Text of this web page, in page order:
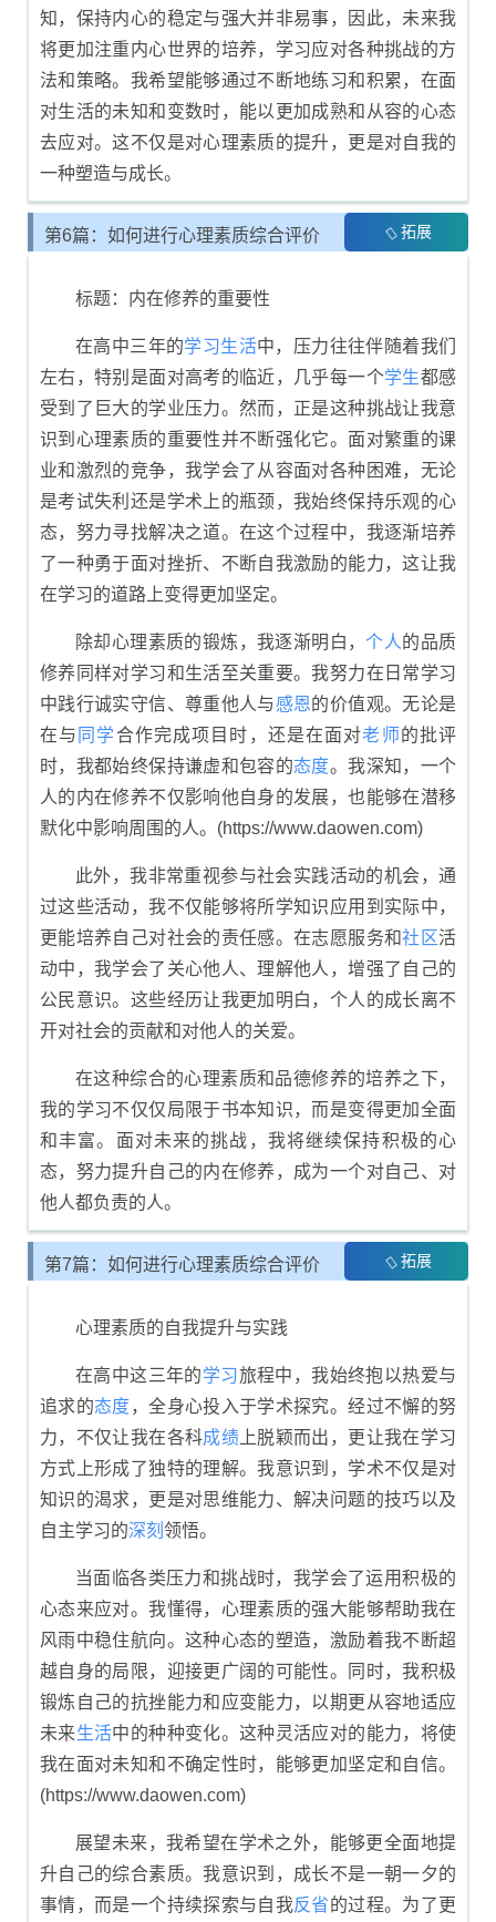
知，保持内心的稳定与强大并非易事，因此，未来我
将更加注重内心世界的培养，学习应对各种挑战的方
法和策略。我希望能够通过不断地练习和积累，在面
对生活的未知和变数时，能以更加成熟和从容的心态
去应对。这不仅是对心理素质的提升，更是对自我的
一种塑造与成长。
第6篇：如何进行心理素质综合评价 拓展
标题：内在修养的重要性
在高中三年的学习生活中，压力往往伴随着我们
左右，特别是面对高考的临近，几乎每一个学生都感
受到了巨大的学业压力。然而，正是这种挑战让我意
识到心理素质的重要性并不断强化它。面对繁重的课
业和激烈的竞争，我学会了从容面对各种困难，无论
是考试失利还是学术上的瓶颈，我始终保持乐观的心
态，努力寻找解决之道。在这个过程中，我逐渐培养
了一种勇于面对挫折、不断自我激励的能力，这让我
在学习的道路上变得更加坚定。
除却心理素质的锻炼，我逐渐明白，个人的品质
修养同样对学习和生活至关重要。我努力在日常学习
中践行诚实守信、尊重他人与感恩的价值观。无论是
在与 同学 合作完成项目时，还是在面对老师的批评
时，我都始终保持谦虚和包容的态度。我深知，一个
人的内在修养不仅影响他自身的发展，也能够在潜移
默化中影响周围的人。(https://www.daowen.com)
此外，我非常重视参与社会实践活动的机会，通
过这些活动，我不仅能够将所学知识应用到实际中，
更能培养自己对社会的责任感。在志愿服务和社区活
动中，我学会了关心他人、理解他人，增强了自己的
公民意识。这些经历让我更加明白，个人的成长离不
开对社会的贡献和对他人的关爱。
在这种综合的心理素质和品德修养的培养之下，
我的学习不仅仅局限于书本知识，而是变得更加全面
和丰富。面对未来的挑战，我将继续保持积极的心
态，努力提升自己的内在修养，成为一个对自己、对
他人都负责的人。
第7篇：如何进行心理素质综合评价 拓展
心理素质的自我提升与实践
在高中这三年的学习旅程中，我始终抱以热爱与
追求的态度，全身心投入于学术探究。经过不懈的努
力，不仅让我在各科成绩 上脱颖而出，更让我在学习
方式上形成了独特的理解。我意识到，学术不仅是对
知识的渴求，更是对思维能力、解决问题的技巧以及
自主学习的深刻 领悟。
当面临各类压力和挑战时，我学会了运用积极的
心态来应对。我懂得，心理素质的强大能够帮助我在
风雨中稳住航向。这种心态的塑造，激励着我不断超
越自身的局限，迎接更广阔的可能性。同时，我积极
锻炼自己的抗挫能力和应变能力，以期更从容地适应
未来生活中的种种变化。这种灵活应对的能力，将使
我在面对未知和不确定性时，能够更加坚定和自信。
(https://www.daowen.com)
展望未来，我希望在学术之外，能够更全面地提
升自己的综合素质。我意识到，成长不是一朝一夕的
事情，而是一个持续探索与自我反省的过程。为了更